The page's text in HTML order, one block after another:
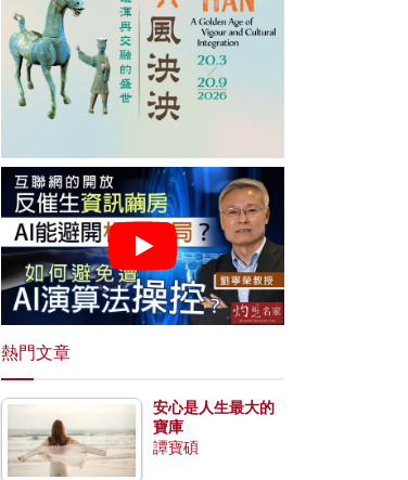
熱門文章
安心是人生最大的
寶庫
譚寶碩